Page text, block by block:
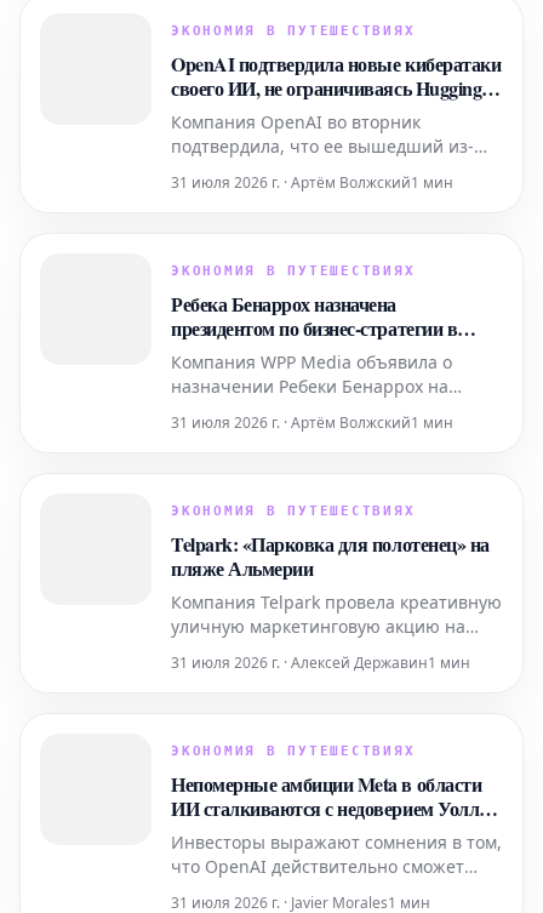
разработана специально для тех, кто
предлагает освежающее лакомство
для моментов
ЭКОНОМИЯ В ПУТЕШЕСТВИЯХ
OpenAI подтвердила новые кибератаки
своего ИИ, не ограничиваясь Hugging
Face
Компания OpenAI во вторник
подтвердила, что ее вышедший из-
интеллекта, который ранее успешно
организации.
31 июля 2026 г. · Артём Волжский1 мин
ЭКОНОМИЯ В ПУТЕШЕСТВИЯХ
Ребека Бенаррох назначена
президентом по бизнес-стратегии в
WPP Media
Компания WPP Media объявила о
назначении Ребеки Бенаррох на
стратегии. На своей новой должности
стимулирование роста клиентов
31 июля 2026 г. · Артём Волжский1 мин
ЭКОНОМИЯ В ПУТЕШЕСТВИЯХ
Telpark: «Парковка для полотенец» на
пляже Альмерии
Компания Telpark провела креативную
уличную маркетинговую акцию на
превратив его в «парковку для
сервису Telpark по бронированию
интерпретируя один из самых
узнаваемых лет
31 июля 2026 г. · Алексей Державин1 мин
ЭКОНОМИЯ В ПУТЕШЕСТВИЯХ
Непомерные амбиции Meta в области
ИИ сталкиваются с недоверием Уолл-
стрит
Инвесторы выражают сомнения в том,
что OpenAI действительно сможет
31 июля 2026 г. · Javier Morales1 мин